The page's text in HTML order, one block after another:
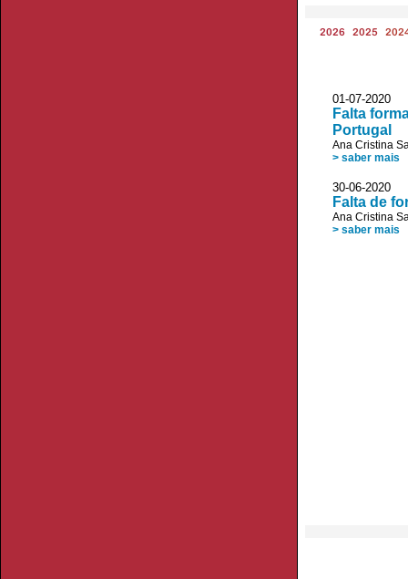
2026 2025
01-07-2020
Falta
Portugal
Ana Cristina
> saber mais
30-06-2020
Falta de
Ana Cristina
> saber mais